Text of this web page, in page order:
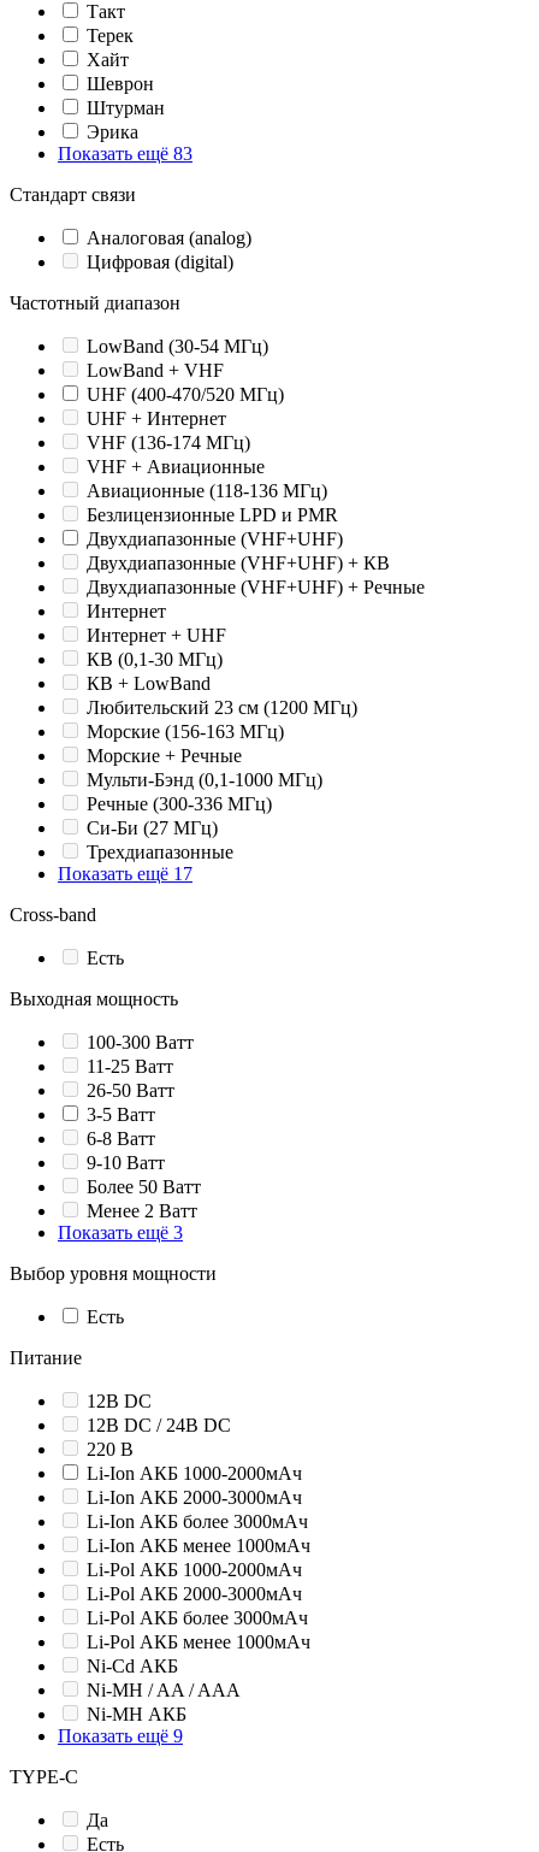
Такт
Терек
Хайт
Шеврон
Штурман
Эрика
Показать ещё 83
Стандарт связи
Аналоговая (analog)
Цифровая (digital)
Частотный диапазон
LowBand (30-54 МГц)
LowBand + VHF
UHF (400-470/520 МГц)
UHF + Интернет
VHF (136-174 МГц)
VHF + Авиационные
Авиационные (118-136 МГц)
Безлицензионные LPD и PMR
Двухдиапазонные (VHF+UHF)
Двухдиапазонные (VHF+UHF) + КВ
Двухдиапазонные (VHF+UHF) + Речные
Интернет
Интернет + UHF
КВ (0,1-30 МГц)
КВ + LowBand
Любительский 23 см (1200 МГц)
Морские (156-163 МГц)
Морские + Речные
Мульти-Бэнд (0,1-1000 МГц)
Речные (300-336 МГц)
Си-Би (27 МГц)
Трехдиапазонные
Показать ещё 17
Cross-band
Есть
Выходная мощность
100-300 Ватт
11-25 Ватт
26-50 Ватт
3-5 Ватт
6-8 Ватт
9-10 Ватт
Более 50 Ватт
Менее 2 Ватт
Показать ещё 3
Выбор уровня мощности
Есть
Питание
12В DC
12В DC / 24В DC
220 В
Li-Ion АКБ 1000-2000мАч
Li-Ion АКБ 2000-3000мАч
Li-Ion АКБ более 3000мАч
Li-Ion АКБ менее 1000мАч
Li-Pol АКБ 1000-2000мАч
Li-Pol АКБ 2000-3000мАч
Li-Pol АКБ более 3000мАч
Li-Pol АКБ менее 1000мАч
Ni-Cd АКБ
Ni-MH / AA / AAA
Ni-MH АКБ
Показать ещё 9
TYPE-C
Да
Есть